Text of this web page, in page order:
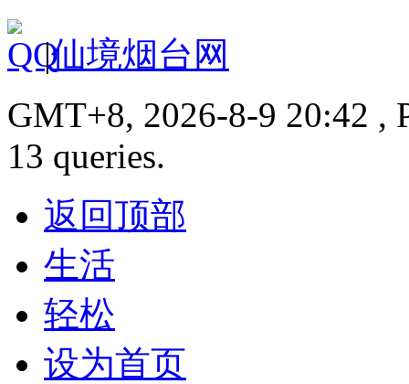
|仙境烟台网
GMT+8, 2026-8-9 20:42 ,
13 queries.
返回顶部
生活
轻松
设为首页